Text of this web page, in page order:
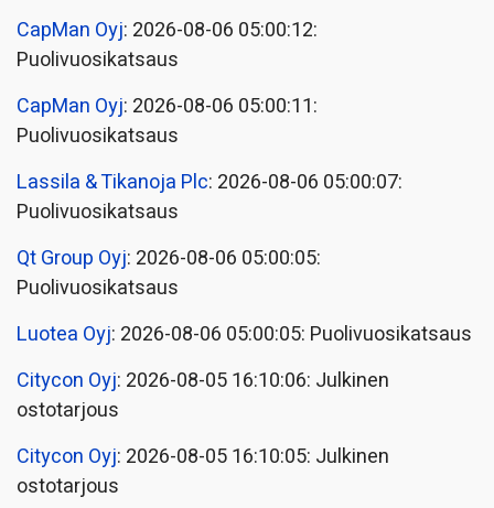
CapMan Oyj: 2026-08-06 05:00:12:
Puolivuosikatsaus
CapMan Oyj: 2026-08-06 05:00:11:
Puolivuosikatsaus
Lassila & Tikanoja Plc: 2026-08-06 05:00:07:
Puolivuosikatsaus
Qt Group Oyj: 2026-08-06 05:00:05:
Puolivuosikatsaus
Luotea Oyj: 2026-08-06 05:00:05: Puolivuosikatsaus
Citycon Oyj: 2026-08-05 16:10:06: Julkinen
ostotarjous
Citycon Oyj: 2026-08-05 16:10:05: Julkinen
ostotarjous